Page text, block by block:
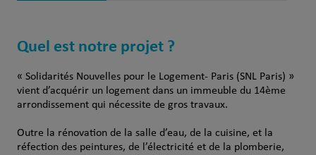
Quel est notre projet ?
« Solidarités Nouvelles pour le Logement- Paris (SNL Paris) »
vient d’acquérir un logement dans un immeuble du 14ème
arrondissement qui nécessite de gros travaux.
Outre la rénovation de la salle d’eau, de la cuisine, et la
réfection des peintures, de l’électricité et de la plomberie,